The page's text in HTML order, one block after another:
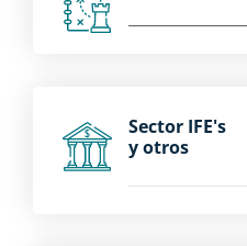
Sector IFE's
y otros